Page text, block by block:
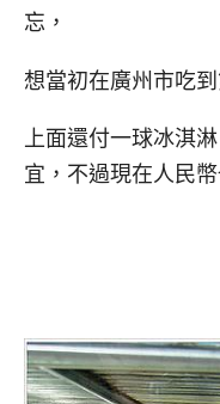
忘，
想當初在廣州市吃
上面還付一球冰淇
宜，不過現在人民